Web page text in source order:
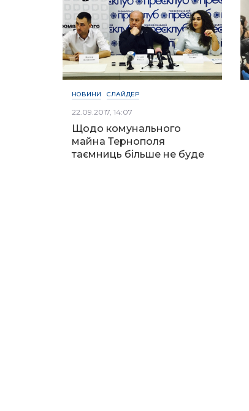
НОВИНИ СЛАЙДЕР
22.09.2017, 14:07
Щодо комунального
майна Тернополя
таємниць більше не буде